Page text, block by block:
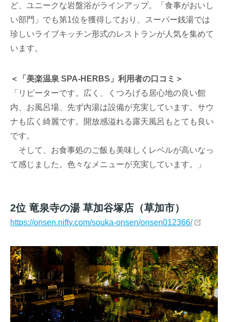
ど、ユニークな岩盤浴がラインアップ。「食事がおいし
い部門」でも第1位を獲得しており、スーパー銭湯では
珍しいライブキッチン形式のレストランが人気を集めて
います。
＜「美楽温泉 SPA-HERBS」利用者の口コミ＞
「リピーターです。広く、くつろげる居心地の良い館
内、お風呂場、先ず内湯は設備が充実しています。サウ
ナも広く綺麗です。開放感溢れる露天風呂もとても良い
です。
そして、お食事処のご飯も美味しくレベルが高いなっ
て感じました。色々なメニューが充実しています。」
2位 竜泉寺の湯 草加谷塚店（草加市）
https://onsen.nifty.com/souka-onsen/onsen012366/